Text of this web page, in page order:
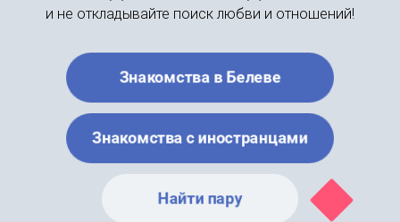
и не откладывайте поиск любви и отношений!
Знакомства в Белеве
Знакомства с иностранцами
Найти пару